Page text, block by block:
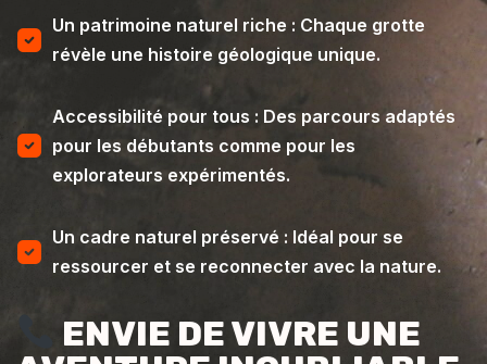
Un patrimoine naturel riche : Chaque grotte
révèle une histoire géologique unique.
Accessibilité pour tous : Des parcours adaptés
pour les débutants comme pour les
explorateurs expérimentés.
Un cadre naturel préservé : Idéal pour se
ressourcer et se reconnecter avec la nature.
ENVIE DE VIVRE UNE